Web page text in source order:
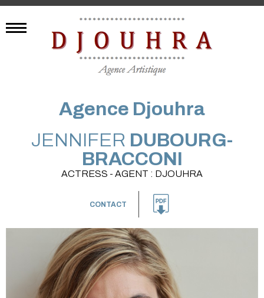
Agence Djouhra
JENNIFER DUBOURG-
BRACCONI
ACTRESS - AGENT : DJOUHRA
CONTACT